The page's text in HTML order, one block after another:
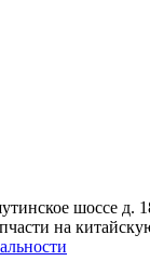
шоссе д.
на